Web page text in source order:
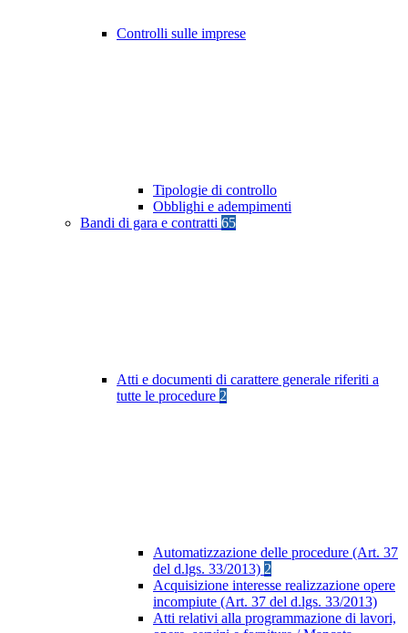
Controlli sulle imprese
Tipologie di controllo
Obblighi e adempimenti
Bandi di gara e contratti 65
Atti e documenti di carattere generale riferiti a
tutte le procedure 2
Automatizzazione delle procedure (Art. 37
del d.lgs. 33/2013) 2
Acquisizione interesse realizzazione opere
incompiute (Art. 37 del d.lgs. 33/2013)
Atti relativi alla programmazione di lavori,